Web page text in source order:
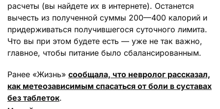
расчеты (вы найдете их в интернете). Останется
вычесть из полученной суммы 200—400 калорий и
придерживаться получившегося суточного лимита.
Что вы при этом будете есть — уже не так важно,
главное, чтобы питание было сбалансированным.
Ранее «Жизнь» сообщала, что невролог рассказал,
как метеозависимым спасаться от боли в суставах
без таблеток.